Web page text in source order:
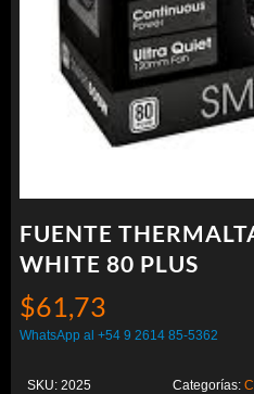
FUENTE
WHITE 80 PLUS
$61,73
WhatsApp al +54 9 2614 85-5362
SKU: 2025 Categorías: